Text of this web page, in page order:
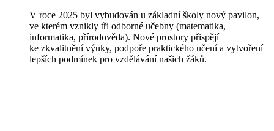
V roce 2025 byl vybudován u základní školy nový pavilon,
ve kterém vznikly tři odborné učebny (matematika,
informatika, přírodověda). Nové prostory přispějí
ke zkvalitnění výuky, podpoře praktického učení a vytvoření
lepších podmínek pro vzdělávání našich žáků.